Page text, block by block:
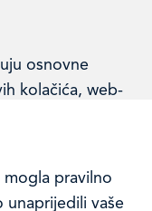
mogla pravilno
unaprijedili vaše
osnovne
kolačića, web-
pregledniku.